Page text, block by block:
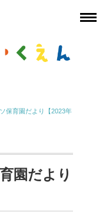
保育園だより【2023年
園だより